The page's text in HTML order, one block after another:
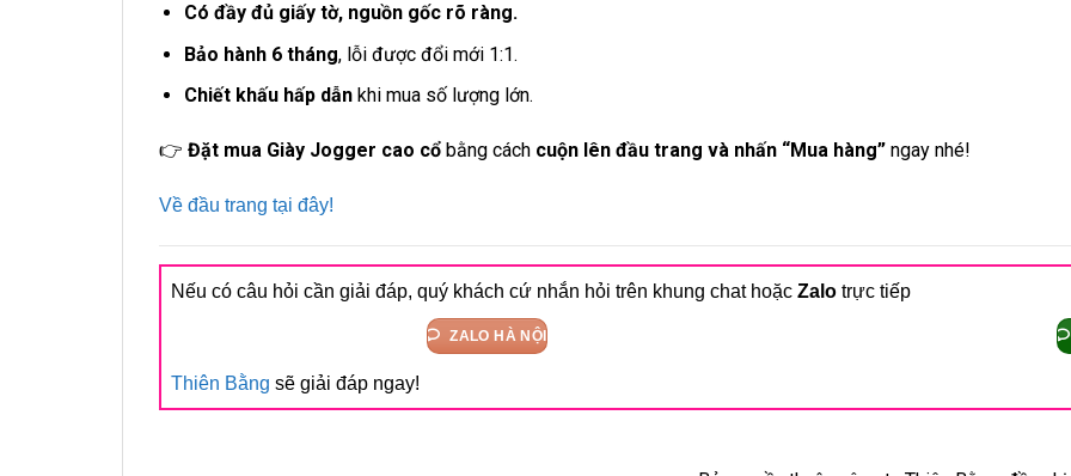
Có đầy đủ giấy tờ, nguồn gốc rõ ràng.
Bảo hành 6 tháng, lỗi được đổi mới 1:1.
Chiết khấu hấp dẫnkhi mua số lượng lớn.
👉 Đặt mua Giày Jogger cao cổ bằng cách cuộn lên đầu trang và nhấn “Mua hàng” ngay nhé!
Về đầu trang tại đây!
Nếu có câu hỏi cần giải đáp, quý khách cứ nhắn hỏi trên khung chat hoặc Zalo trực tiếp
ZALO HÀ NỘI
Thiên Bằng sẽ giải đáp ngay!